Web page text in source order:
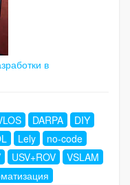
в
DARPA
DIY
Lely
no-code
USV+ROV
VSLAM